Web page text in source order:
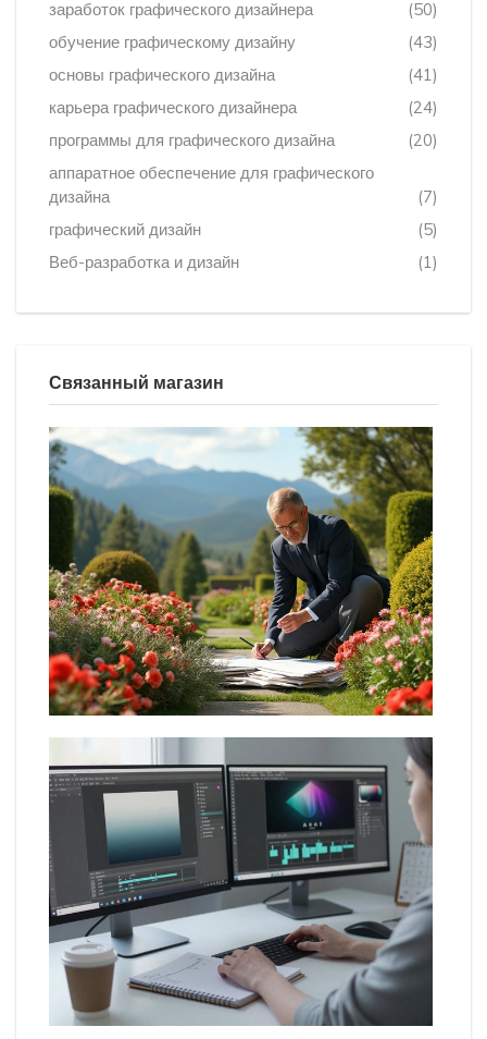
заработок графического дизайнера
(50)
обучение графическому дизайну
(43)
основы графического дизайна
(41)
карьера графического дизайнера
(24)
программы для графического дизайна
(20)
аппаратное обеспечение для графического
дизайна
(7)
графический дизайн
(5)
Веб-разработка и дизайн
(1)
Связанный магазин